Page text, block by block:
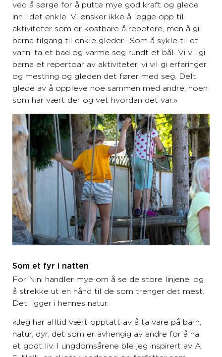
ved å sørge for å putte mye god kraft og glede
inn i det enkle. Vi ønsker ikke å legge opp til
aktiviteter som er kostbare å repetere, men å gi
barna tilgang til enkle gleder. Som å sykle til et
vann, ta et bad og varme seg rundt et bål. Vi vil gi
barna et repertoar av aktiviteter, vi vil gi erfaringer
og mestring og gleden det fører med seg. Delt
glede av å oppleve noe sammen med andre, noen
som har vært der og vet hvordan det var.»
Som et fyr i natten
For Nini handler mye om å se de store linjene, og
å strekke ut en hånd til de som trenger det mest.
Det ligger i hennes natur.
«Jeg har alltid vært opptatt av å ta vare på barn,
natur, dyr, det som er avhengig av andre for å ha
et godt liv. I ungdomsårene ble jeg inspirert av A.